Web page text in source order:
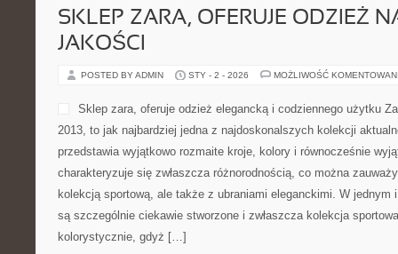
SKLEP ZARA, OFERUJE ODZIEŻ
JAKOŚCI
POSTED BY ADMIN STY - 2 - 2026 MOŻLIWOŚĆ
Sklep zara, oferuje odzież elegancką i codziennego użytku
2013, to jak najbardziej jedna z najdoskonalszych kolekcji
przedstawia wyjątkowo rozmaite kroje, kolory i równocześnie
charakteryzuje się zwłaszcza różnorodnością, co można
kolekcją sportową, ale także z ubraniami eleganckimi. W jednym
są szczególnie ciekawie stworzone i zwłaszcza kolekcja
kolorystycznie, gdyż […]